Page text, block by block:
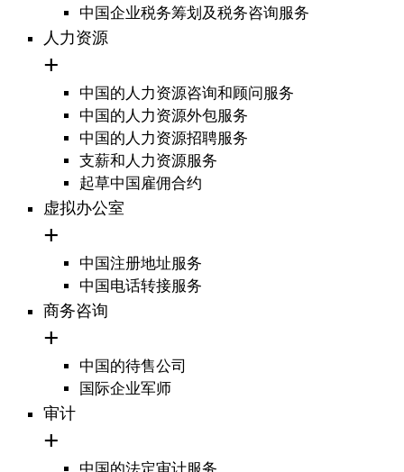
中国企业税务筹划及税务咨询服务
人力资源
中国的人力资源咨询和顾问服务
中国的人力资源外包服务
中国的人力资源招聘服务
支薪和人力资源服务
起草中国雇佣合约
虚拟办公室
中国注册地址服务
中国电话转接服务
商务咨询
中国的待售公司
国际企业军师
审计